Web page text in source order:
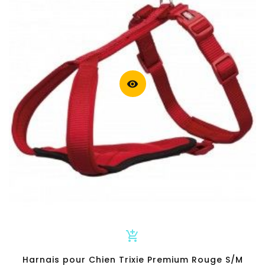
visibility
add_shopping_cart
Harnais pour Chien Trixie Premium Rouge S/M